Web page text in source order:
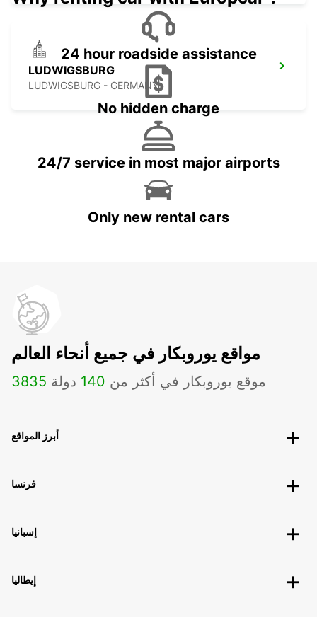
LUDWIGSBURG
LUDWIGSBURG - GERMANY
24 hour roadside assistance
No hidden charge
24/7 service in most major airports
Only new rental cars
مواقع يوروبكار في جميع أنحاء العالم
3835 موقع يوروبكار في أكثر من 140 دولة
أبرز المواقع
فرنسا
إسبانيا
إيطاليا